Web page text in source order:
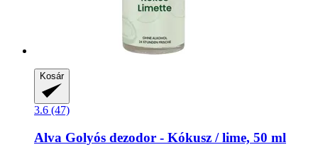
Kosár
3.6 (47)
Alva Golyós dezodor -​ Kókusz / lime, 50 ml